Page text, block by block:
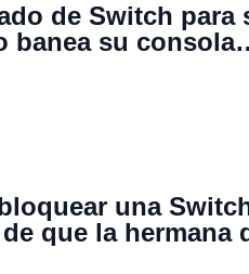
de Switch para
banea su consola
clonado antes
una
que la hermana
ID a “Twink Link”